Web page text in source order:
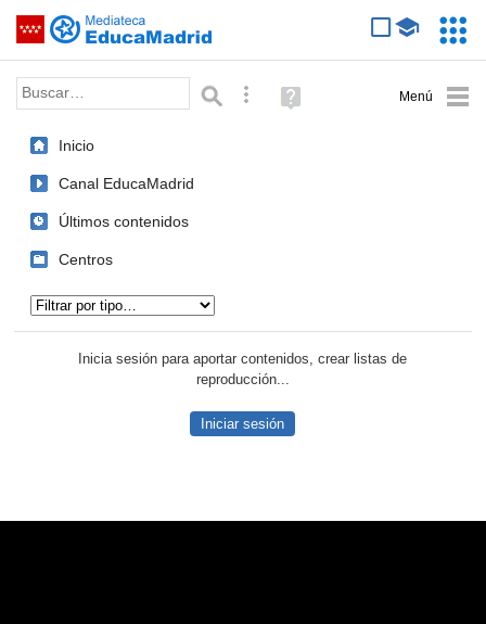
Saltar navegación
Palabra o frase: Búsqueda avanzada
Ayuda
(en
Inicio
Canal EducaMadrid
Últimos contenidos
Centros
Inicia sesión para aportar contenidos, crear listas de
reproducción...
Iniciar sesión